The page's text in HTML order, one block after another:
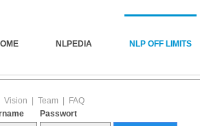
NLPEDIA NLP OFF LIMITS
Vision Team
FAQ
Passwort